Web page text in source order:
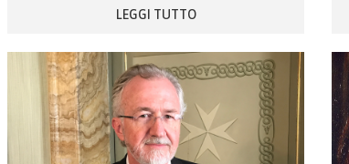
LEGGI TUTTO